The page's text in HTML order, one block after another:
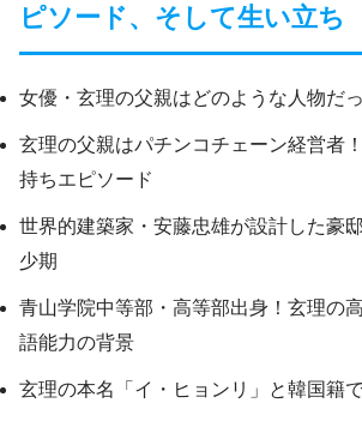
ピソード、そして生い立ち
女優・玄理の父親はどのような人物だ
玄理の父親はパチンコチェーン経営者
持ちエピソード
世界的建築家・安藤忠雄が設計した豪
少期
青山学院中等部・高等部出身！玄理の
語能力の背景
玄理の本名「イ・ヒョンリ」と韓国籍